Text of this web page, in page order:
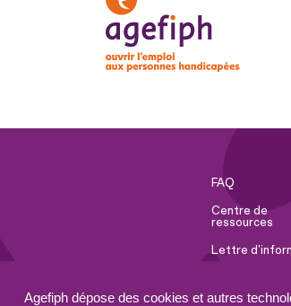
Agefiph dépose des cookies et autres
FAQ
Centre de
ressources
Lettre